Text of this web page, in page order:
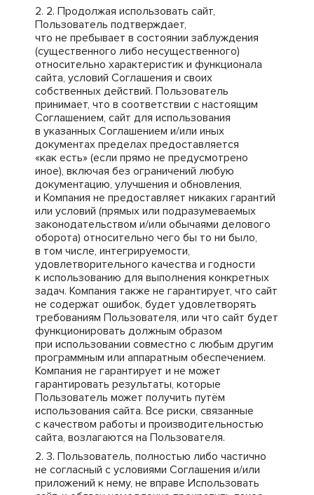
Продолжая использовать сайт,
Пользователь подтверждает,
что не пребывает в состоянии заблуждения
(существенного либо несущественного)
относительно характеристик и функционала
сайта, условий Соглашения и своих
собственных действий. Пользователь
принимает, что в соответствии с настоящим
Соглашением, сайт для использования
в указанных Соглашением и/или иных
документах пределах предоставляется
«как есть» (если прямо не предусмотрено
иное), включая без ограничений любую
документацию, улучшения и обновления,
и Компания не предоставляет никаких гарантий
или условий (прямых или подразумеваемых
законодательством и/или обычаями делового
оборота) относительно чего бы то ни было,
в том числе, интегрируемости,
удовлетворительного качества и годности
к использованию для выполнения конкретных
задач. Компания также не гарантирует, что сайт
не содержат ошибок, будет удовлетворять
требованиям Пользователя, или что сайт будет
функционировать должным образом
при использовании совместно с любым другим
программным или аппаратным обеспечением.
Компания не гарантирует и не может
гарантировать результаты, которые
Пользователь может получить путём
использования сайта. Все риски, связанные
с качеством работы и производительностью
сайта, возлагаются на Пользователя.
Пользователь, полностью либо частично
не согласный с условиями Соглашения и/или
приложений к нему, не вправе Использовать